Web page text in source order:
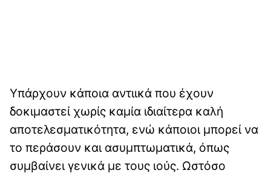
Υπάρχουν κάποια αντιικά που έχουν
δοκιμαστεί χωρίς καμία ιδιαίτερα καλή
αποτελεσματικότητα, ενώ κάποιοι μπορεί να
το περάσουν και ασυμπτωματικά, όπως
συμβαίνει γενικά με τους ιούς. Ωστόσο